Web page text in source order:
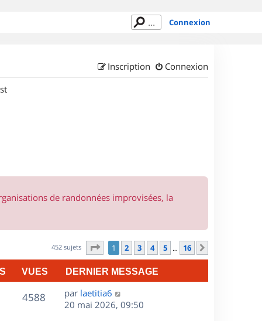
Connexion
Connexion
Inscription
de randonnées improvisées, la
452 sujets Page sur16
1 2 3 4 5 … 16
VUES DERNIER MESSAGE
4588V
D
e
par laetitia6
20 mai 2026, 09:50